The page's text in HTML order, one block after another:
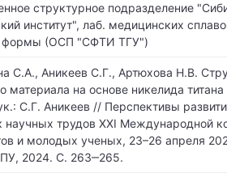
структурное подразделение
институт", лаб. медицинских
формы (ОСП "СФТИ ТГУ")
С.А., Аникеев С.Г., Артюхова Н.В.
материала на основе никелида
С.Г. Аникеев // Перспективы
научных трудов XXI Международной
и молодых ученых, 23–26 апреля
2024. С. 263‒265.